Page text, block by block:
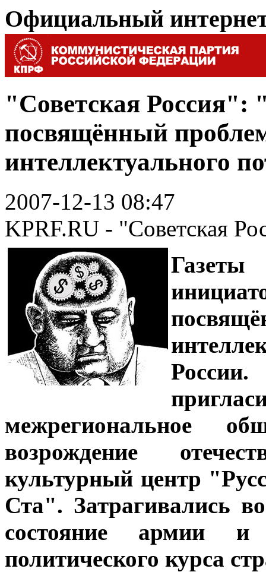
Официальный
"Советская Россия":
посвящённый
интеллектуального
2007-12-13 08:47
KPRF.RU - "Советская
Газеты
межрегиональное
возрождение
культурный центр
Ста". Затрагивались
состояние армии и
политического курса